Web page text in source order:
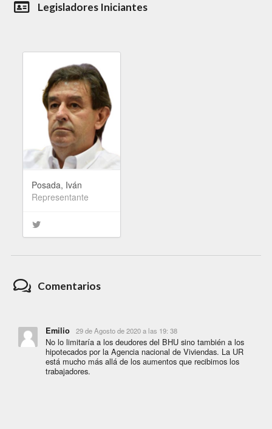
Legisladores Iniciantes
Posada, Iván
Representante
Comentarios
Emilio 29 de Agosto de 2020 a las 19: 38
No lo limitaría a los deudores del BHU sino también a los
hipotecados por la Agencia nacional de Viviendas. La UR
está mucho más allá de los aumentos que recibimos los
trabajadores.